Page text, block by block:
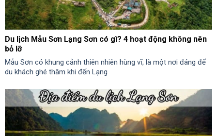
Du lịch Mẫu Sơn Lạng Sơn có gì? 4 hoạt động không nên
bỏ lỡ
Mẫu Sơn có khung cảnh thiên nhiên hùng vĩ, là một nơi đáng để
du khách ghé thăm khi đến Lạng